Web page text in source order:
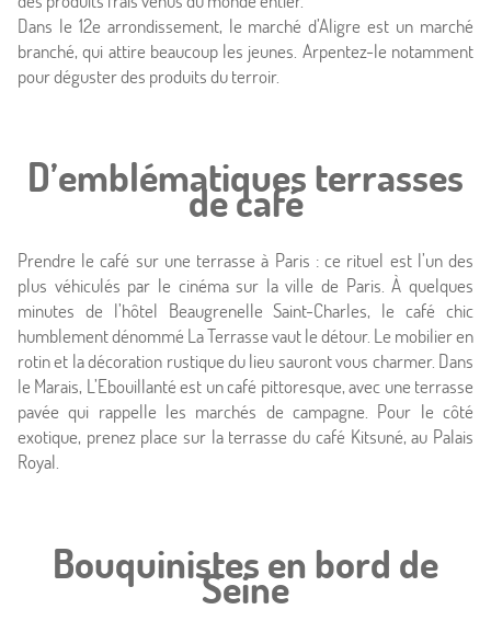
Dans le 12e arrondissement, le marché d’Aligre est un marché
branché, qui attire beaucoup les jeunes. Arpentez-le notamment
pour déguster des produits du terroir.
D’emblématiques terrasses
de café
Prendre le café sur une terrasse à Paris : ce rituel est l’un des
plus véhiculés par le cinéma sur la ville de Paris. À quelques
minutes de l’hôtel Beaugrenelle Saint-Charles, le café chic
humblement dénommé La Terrasse vaut le détour. Le mobilier en
rotin et la décoration rustique du lieu sauront vous charmer. Dans
le Marais, L’Ebouillanté est un café pittoresque, avec une terrasse
pavée qui rappelle les marchés de campagne. Pour le côté
exotique, prenez place sur la terrasse du café Kitsuné, au Palais
Royal.
Bouquinistes en bord de
Seine